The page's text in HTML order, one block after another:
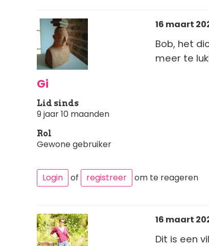
Gi
Lid sinds
9 jaar 10 maanden
Rol
Gewone gebruiker
16 maart
Bob, het
meer te
Login of registreer om te reageren
16 maart
Dit is een